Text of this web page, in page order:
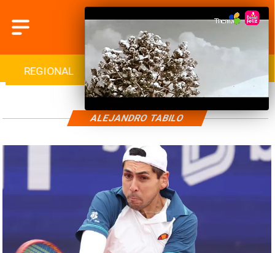
REGIONAL INTERNACIONAL
ALEJANDRO TABILO